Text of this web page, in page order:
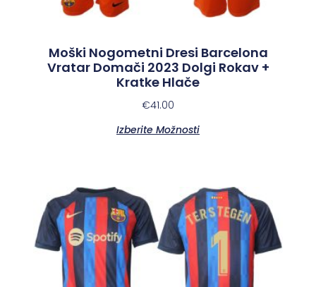
Moški Nogometni Dresi Barcelona
Vratar Domači 2023 Dolgi Rokav +
Kratke Hlače
€41.00
Izberite Možnosti